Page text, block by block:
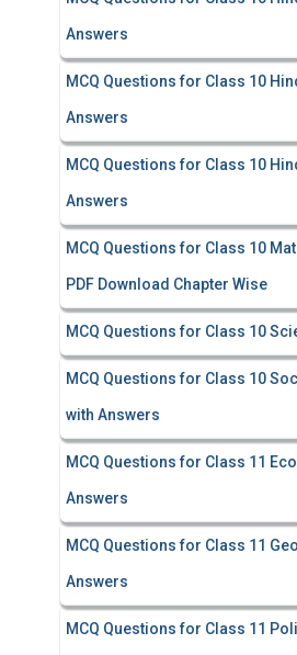
Answers
MCQ Questions for Class 10
Answers
MCQ Questions for Class 10
Answers
MCQ Questions for Class 10
PDF Download Chapter Wise
MCQ Questions for Class 10
MCQ Questions for Class 10
with Answers
MCQ Questions for Class 11
Answers
MCQ Questions for Class 11
Answers
MCQ Questions for Class 11